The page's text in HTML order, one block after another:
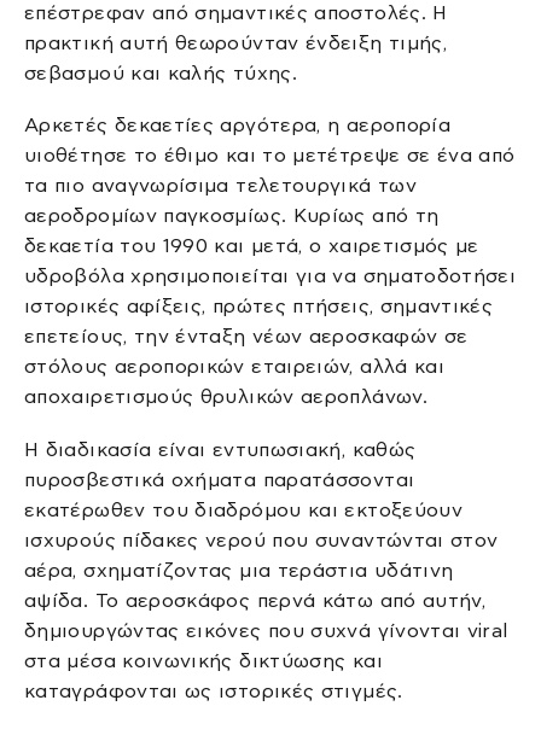
επέστρεφαν από σημαντικές αποστολές. Η
πρακτική αυτή θεωρούνταν ένδειξη τιμής,
σεβασμού και καλής τύχης.
Αρκετές δεκαετίες αργότερα, η αεροπορία
υιοθέτησε το έθιμο και το μετέτρεψε σε ένα από
τα πιο αναγνωρίσιμα τελετουργικά των
αεροδρομίων παγκοσμίως. Κυρίως από τη
δεκαετία του 1990 και μετά, ο χαιρετισμός με
υδροβόλα χρησιμοποιείται για να σηματοδοτήσει
ιστορικές αφίξεις, πρώτες πτήσεις, σημαντικές
επετείους, την ένταξη νέων αεροσκαφών σε
στόλους αεροπορικών εταιρειών, αλλά και
αποχαιρετισμούς θρυλικών αεροπλάνων.
Η διαδικασία είναι εντυπωσιακή, καθώς
πυροσβεστικά οχήματα παρατάσσονται
εκατέρωθεν του διαδρόμου και εκτοξεύουν
ισχυρούς πίδακες νερού που συναντώνται στον
αέρα, σχηματίζοντας μια τεράστια υδάτινη
αψίδα. Το αεροσκάφος περνά κάτω από αυτήν,
δημιουργώντας εικόνες που συχνά γίνονται viral
στα μέσα κοινωνικής δικτύωσης και
καταγράφονται ως ιστορικές στιγμές.